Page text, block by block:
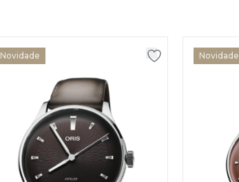
Novidade Novidade